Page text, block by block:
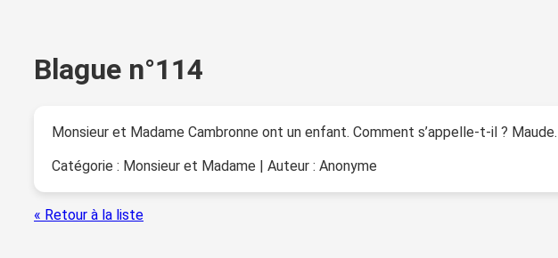
Blague n°114
Monsieur et Madame Cambronne ont un enfant. Comment s’appelle-t-il ? Maude.
Catégorie : Monsieur et Madame | Auteur : Anonyme
« Retour à la liste